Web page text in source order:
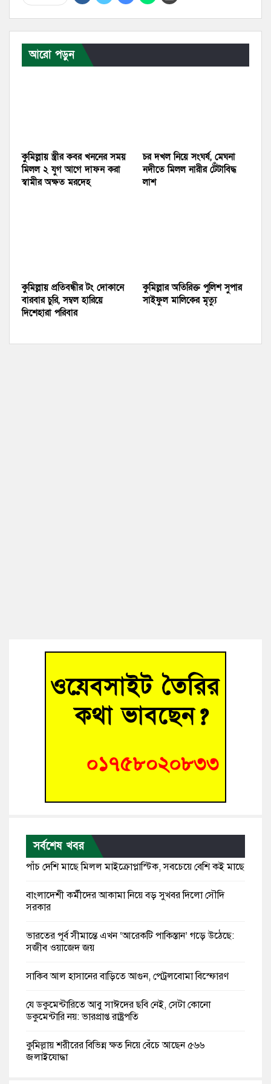
আরো পড়ুন
কুমিল্লায় স্ত্রীর কবর খননের সময়
মিলল ২ যুগ আগে দাফন করা
স্বামীর অক্ষত মরদেহ
চর দখল নিয়ে সংঘর্ষ, মেঘনা
নদীতে মিলল নারীর টেঁটাবিদ্ধ
লাশ
কুমিল্লায় প্রতিবন্ধীর টং দোকানে
বারবার চুরি, সম্বল হারিয়ে
দিশেহারা পরিবার
কুমিল্লার অতিরিক্ত পুলিশ সুপার
সাইফুল মালিকের মৃত্যু
সর্বশেষ খবর
পাঁচ দেশি মাছে মিলল মাইক্রোপ্লাস্টিক, সবচেয়ে বেশি কই মাছে
বাংলাদেশী কর্মীদের আকামা নিয়ে বড় সুখবর দিলো সৌদি
সরকার
ভারতের পূর্ব সীমান্তে এখন ‘আরেকটি পাকিস্তান’ গড়ে উঠেছে:
সজীব ওয়াজেদ জয়
সাকিব আল হাসানের বাড়িতে আগুন, পেট্রলবোমা বিস্ফোরণ
যে ডকুমেন্টারিতে আবু সাঈদের ছবি নেই, সেটা কোনো
ডকুমেন্টারি নয়: ভারপ্রাপ্ত রাষ্ট্রপতি
কুমিল্লায় শরীরের বিভিন্ন ক্ষত নিয়ে বেঁচে আছেন ৫৬৬
জুলাইযোদ্ধা